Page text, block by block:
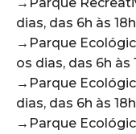
dias, das 6h às 18h
→Parque
os dias, das 6h às
→Parque
dias, das 6h às 18h
→Parque